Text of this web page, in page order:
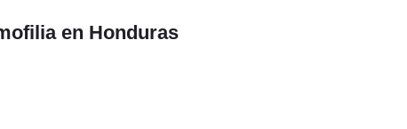
en Honduras